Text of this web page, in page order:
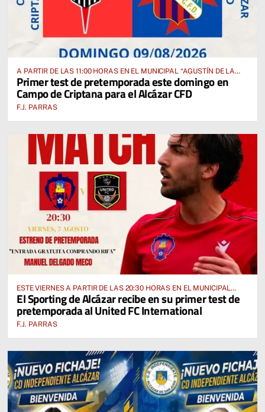
A PARTIR DE LAS 11:00 HORAS EN EL MUNICIPAL “AGUSTÍN DE LA
FUENTE” ANTE EL CUD CRIPTANENSE
Primer test de pretemporada este domingo en
Campo de Criptana para el Alcázar CFD
F.J. PARRAS
ESTE VIERNES A PARTIR DE LAS 20:30 HORAS EN EL MUNICIPAL
“MANUEL DELGADO MECO”
El Sporting de Alcázar recibe en su primer test de
pretemporada al United FC International
F.J. PARRAS